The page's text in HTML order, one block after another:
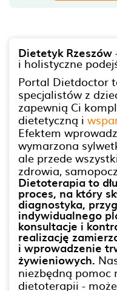
Dietetyk Rzeszów
i holistyczne
Portal Dietdoctor
specjalistów z
zapewnią Ci
dietetyczną i
Efektem
wymarzona
ale przede
zdrowia,
Dietoterapia to
proces, na który
diagnostyka,
indywidualnego
konsultacje i
realizację
i wprowadzenie
żywieniowych.
niezbędną pomoc
dietoterapii -